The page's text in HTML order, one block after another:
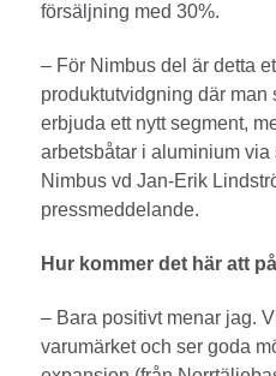
försäljning med 30%.
– För Nimbus del är detta
produktutvidgning där man
erbjuda ett nytt segment,
arbetsbåtar i aluminium
Nimbus vd Jan-Erik
pressmeddelande.
Hur kommer det här att
– Bara positivt menar jag.
varumärket och ser goda